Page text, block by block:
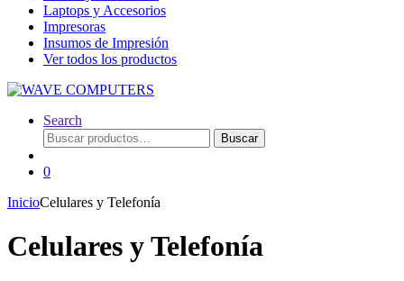
Laptops y Accesorios
Impresoras
Insumos de Impresión
Ver todos los productos
Search
Buscar
por:
Buscar
0
InicioCelulares y Telefonía
Celulares y Telefonía